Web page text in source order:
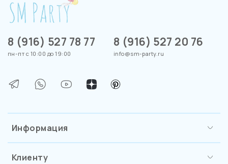
Информация
Клиенту
8 (916) 527 78 77
пн-пт с 10:00 до 19:00
8 (916) 527 20 76
info@sm-party.ru